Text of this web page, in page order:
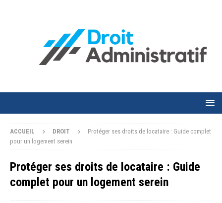
ACCUEIL DROIT
Protéger ses droits de locataire : Guide complet
pour un logement serein
Protéger ses droits de locataire : Guide
complet pour un logement serein